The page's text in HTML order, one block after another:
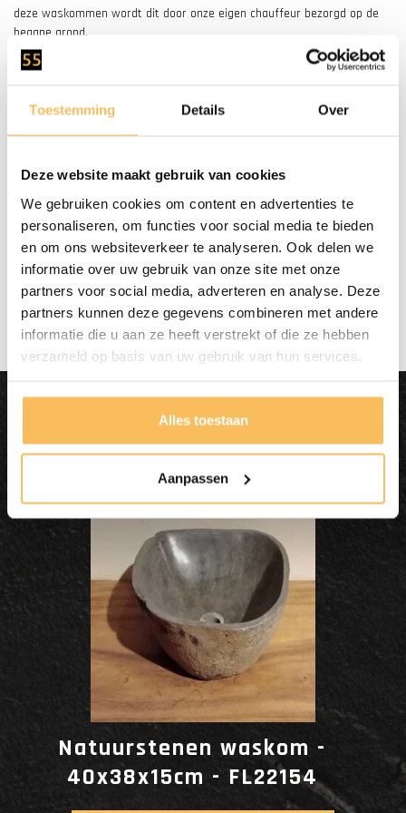
Toestemming Details Over
Deze website maakt gebruik van cookies
We gebruiken cookies om content en advertenties te
personaliseren, om functies voor social media te bieden
en om ons websiteverkeer te analyseren. Ook delen we
informatie over uw gebruik van onze site met onze
partners voor social media, adverteren en analyse. Deze
partners kunnen deze gegevens combineren met andere
informatie die u aan ze heeft verstrekt of die ze hebben
verzameld op basis van uw gebruik van hun services.
Alles toestaan
Aanpassen
deze waskommen wordt dit door onze eigen chauffeur bezorgd op de
begane grond.
Nog vragen of hulp nodig?
onze medewerkers via de chat rechts onderin. Of bel ons op (+31) 55
5400998.
Gratis bezorgd
vanaf €500.-
Dit wordt'n
Enjoy
Natuurstenen waskom -
40x38x15cm - FL22154